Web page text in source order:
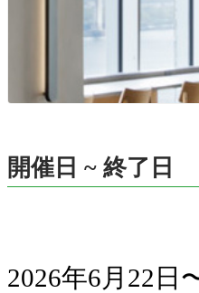
開催日 ~ 終了日
2026年6月22日